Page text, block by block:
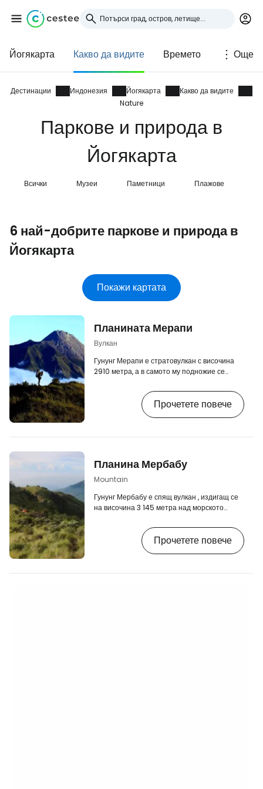
Йогякарта Какво да видите Времето Още
Дестинации Индонезия Йогякарта
Какво да видите
Nature
Паркове и природа в
Йогякарта
Всички Музеи Паметници Плажове
6 най-добрите паркове и природа в
Йогякарта
Покажи картата
Планината Мерапи
Вулкан
Гунунг Мерапи е стратовулкан с височина
2910 метра, а в самото му подножие се
намира на около 30 км от върха. Планината
Мерапи е най-активният вулкан в
Индонезия и големи изригвания се случват
[btn "Резервирайте хотел в Джокякарта
предварително"…
Прочетете повече
Планина Мербабу
Mountain
Гунунг Мербабу е спящ вулкан , издигащ се
на височина 3 145 метра над морското
дестинации за планински туристи в
Централна Ява, особено заради
зашеметяващите гледки към изключително
Прочетете повече
Влезте в Cestee
... световната общност на туристите
Продължете с Google
Продължете с Facebook
Продължете с имейл